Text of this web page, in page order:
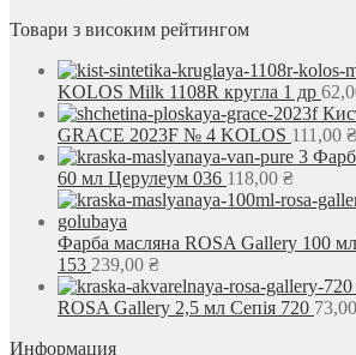
Товари з високим рейтингом
KOLOS Milk 1108R кругла 1 др
GRACE 2023F № 4 KOLOS 111,00 ₴
60 мл Церулеум 036 118,00 ₴
Фарба масляна ROSA Gallery 100
153 239,00 ₴
ROSA Gallery 2,5 мл Сепія 720 73,00
Информация